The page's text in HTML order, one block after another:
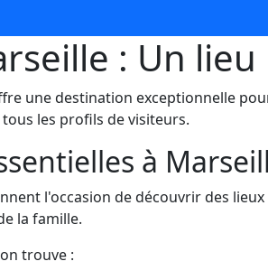
: Un
une destination exceptionnelle
les profils de visiteurs.
à
l'occasion de découvrir des
la famille.
trouve :